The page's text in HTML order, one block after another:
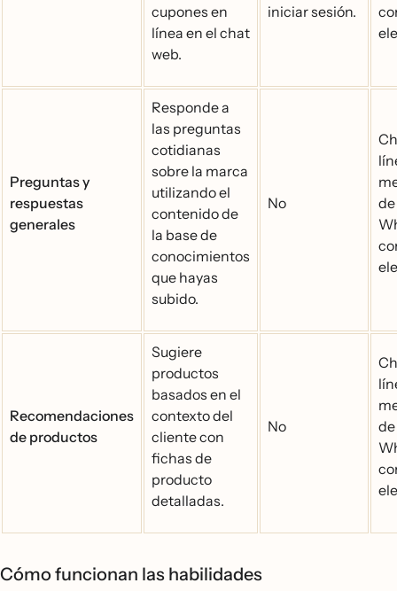
cupones en
línea en el chat
web.
iniciar sesión.
Preguntas y
respuestas
generales
Responde a
las preguntas
cotidianas
sobre la marca
utilizando el
contenido de
la base de
conocimientos
que hayas
subido.
No
Recomendaciones
de productos
Sugiere
productos
basados en el
contexto del
cliente con
fichas de
producto
detalladas.
No
Cómo funcionan las habilidades